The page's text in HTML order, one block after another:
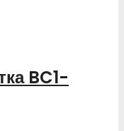
BC1-